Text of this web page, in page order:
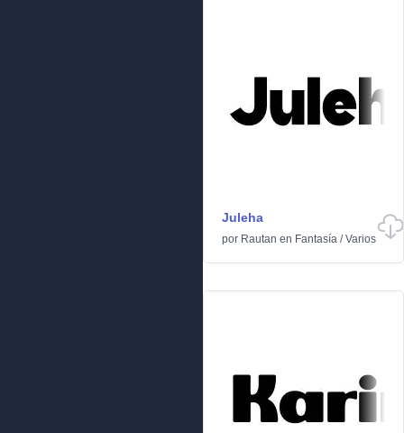
Juleha
por Rautan en Fantasía /Varios